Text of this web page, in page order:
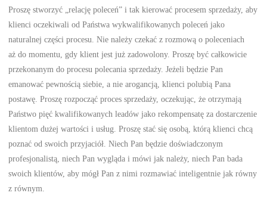
Proszę stworzyć „relację poleceń” i tak kierować procesem sprzedaży, aby
klienci oczekiwali od Państwa wykwalifikowanych poleceń jako
naturalnej części procesu. Nie należy czekać z rozmową o poleceniach
aż do momentu, gdy klient jest już zadowolony. Proszę być całkowicie
przekonanym do procesu polecania sprzedaży. Jeżeli będzie Pan
emanować pewnością siebie, a nie arogancją, klienci polubią Pana
postawę. Proszę rozpocząć proces sprzedaży, oczekując, że otrzymają
Państwo pięć kwalifikowanych leadów jako rekompensatę za dostarczenie
klientom dużej wartości i usług. Proszę stać się osobą, którą klienci chcą
poznać od swoich przyjaciół. Niech Pan będzie doświadczonym
profesjonalistą, niech Pan wygląda i mówi jak należy, niech Pan bada
swoich klientów, aby mógł Pan z nimi rozmawiać inteligentnie jak równy
z równym.